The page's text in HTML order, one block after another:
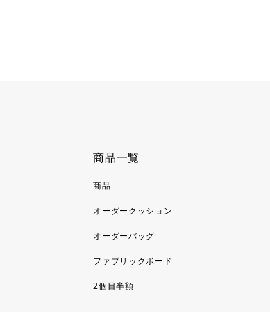
商品一覧
商品
オーダークッション
オーダーバッグ
ファブリックボード
2個目半額